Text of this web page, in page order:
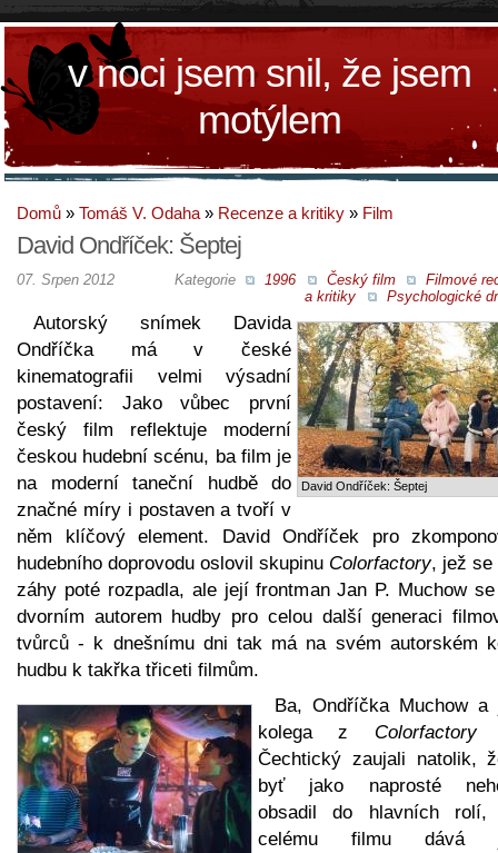
v noci jsem snil, že jsem
motýlem
Domů » Tomáš V. Odaha » Recenze a kritiky » Film
David Ondříček: Šeptej
Kategorie 1996 Český film
Filmové
a kritiky
Psychologické
07. Srpen 2012
David Ondříček: Šeptej
Autorský snímek Davida
Ondříčka má v české
kinematografii velmi výsadní
postavení: Jako vůbec první
český film reflektuje moderní
českou hudební scénu, ba film je
na moderní taneční hudbě do
značné míry i postaven a tvoří v
něm klíčový element. David Ondříček pro
hudebního doprovodu oslovil skupinu Colorfactory, jež se
záhy poté rozpadla, ale její frontman Jan P. Muchow
dvorním autorem hudby pro celou další generaci
tvůrců - k dnešnímu dni tak má na svém autorském
hudbu k takřka třiceti filmům.
Ba, Ondříčka Muchow a
kolega z Colorfactory
Čechtický zaujali natolik,
byť jako naprosté
obsadil do hlavních rolí,
celému filmu dává